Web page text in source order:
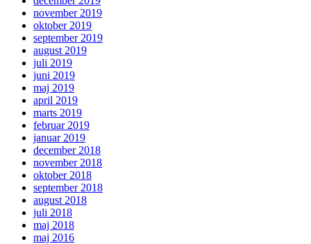
november 2019
oktober 2019
september 2019
august 2019
juli 2019
juni 2019
maj 2019
april 2019
marts 2019
februar 2019
januar 2019
december 2018
november 2018
oktober 2018
september 2018
august 2018
juli 2018
maj 2018
maj 2016